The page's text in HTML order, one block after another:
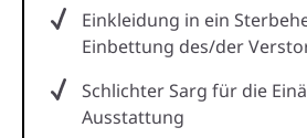
Einkleidung in ein
Einbettung des/der
Schlichter Sarg für die
Ausstattung